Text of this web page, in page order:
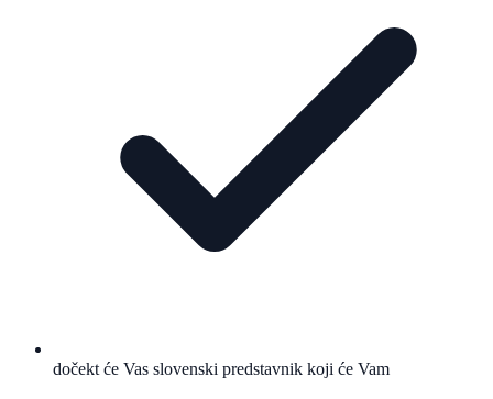
dočekt će Vas slovenski predstavnik koji će Vam